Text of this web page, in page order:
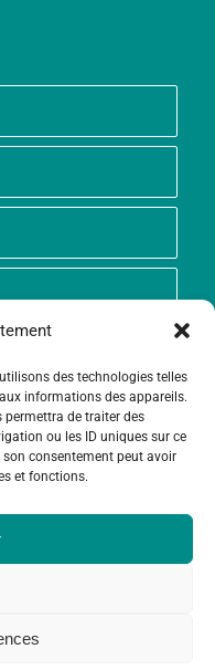
des technologies telles
informations des appareils.
permettra de traiter des
ou les ID uniques sur ce
consentement peut avoir
et fonctions.
|Création site